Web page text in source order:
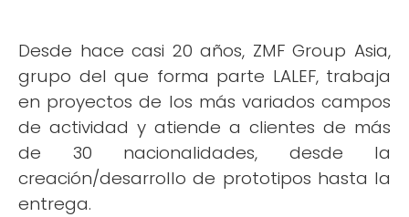
Desde hace casi 20 años, ZMF Group Asia,
grupo del que forma parte LALEF, trabaja
en proyectos de los más variados campos
de actividad y atiende a clientes de más
de 30 nacionalidades, desde la
creación/desarrollo de prototipos hasta la
entrega.